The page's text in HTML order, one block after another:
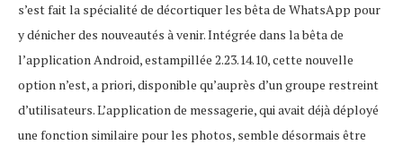
s’est fait la spécialité de décortiquer les bêta de WhatsApp pour
y dénicher des nouveautés à venir. Intégrée dans la bêta de
l’application Android, estampillée 2.23.14.10, cette nouvelle
option n’est, a priori, disponible qu’auprès d’un groupe restreint
d’utilisateurs. L’application de messagerie, qui avait déjà déployé
une fonction similaire pour les photos, semble désormais être